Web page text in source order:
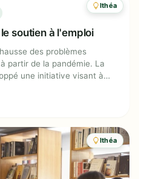
pour le soutien à
Ithéa
soutien à l'emploi
des problèmes
partir de la pandémie. La
une initiative visant à
Ithéa